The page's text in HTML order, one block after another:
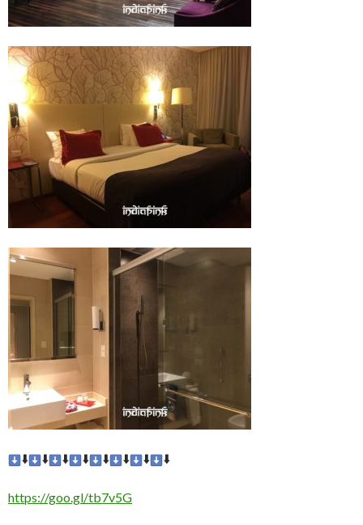
⬇️ ⬇️ ⬇️ ⬇️ ⬇️ ⬇️ ⬇️ ⬇️
https://goo.gl/tb7v5G